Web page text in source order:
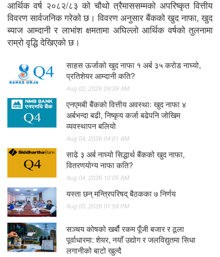
आर्थिक वर्ष २०८२/८३ को चौथो त्रैमाससम्मको अपरिष्कृत वित्तीय
विवरण सार्वजनिक गरेको छ। विवरण अनुसार बैंकको खुद नाफा, खुद
ब्याज आम्दानी र लाभांश क्षमतामा अघिल्लो आर्थिक वर्षको तुलनामा
राम्रो वृद्धि देखिएको छ।
साहस ऊर्जाको खुद नाफा १ अर्ब ३५ करोड नाघ्यो,
प्रतिशेयर आम्दानी कति?
Aug 02, 2026 09:39 AM
एनएमबी बैंकको वित्तीय अवस्थाः खुद नाफा ४
अर्बभन्दा बढी, निष्कृय कर्जा बढेपनि जोखिम
व्यवस्थापन बलियो
Aug 04, 2026 04:01 AM
साढे ३ अर्ब नाघ्यो सिद्धार्थ बैंकको खुद नाफा,
वितरणयोग्य नाफा कति?
Aug 04, 2026 10:05 AM
यस्ता छन् मन्त्रिपरिषद् बैठकका ७ निर्णय
Aug 05, 2026 01:59 PM
सञ्चय कोषको खर्बौ रकम पूँजी बजार र ठूला
पूर्वाधारमा: शेयर, नयाँ उद्योग र जलविद्युतमा सिधा
लगानीको बाटो खुल्दै